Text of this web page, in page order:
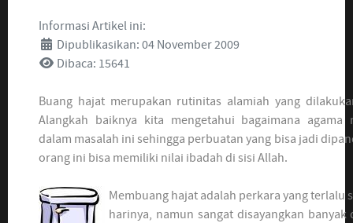
Informasi Artikel ini:
Dipublikasikan: 04 November 2009
Dibaca: 15641
Buang hajat merupakan rutinitas alamiah yang
Alangkah baiknya kita mengetahui bagaimana agama
dalam masalah ini sehingga perbuatan yang bisa jadi
orang ini bisa memiliki nilai ibadah di sisi Allah.
Membuang hajat adalah perkara yang terlalu
harinya, namun sangat disayangkan